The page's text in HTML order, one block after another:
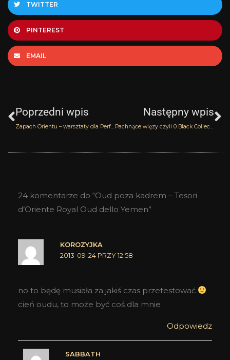
TWITTER
PINTEREST
EMAIL
Poprzedni wpis
Zapach Orientu – warsztaty dla Perfumerii Yasmeen
Następny wpis
Pachnące więzy czyli 0 Black Collection Blood Concept
24 komentarze do “Oud poza kadrem – Tesori
d’Oriente Royal Oud dello Yemen”
KOROZYJKA
2013-09-24 PRZY 12:58
no to będę musiała za jakiś czas przetestować
cień oudu, to może być coś dla mnie
Odpowiedz
SABBATH